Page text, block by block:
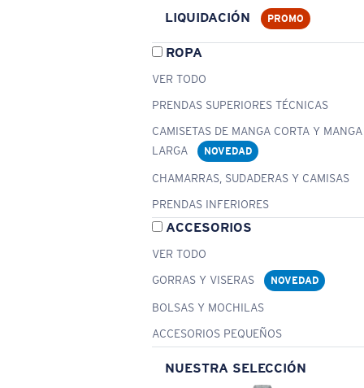
LIQUIDACIÓN PROMO
ROPA
VER TODO
PRENDAS SUPERIORES TÉCNICAS
CAMISETAS DE MANGA CORTA Y MANGA
LARGA
NOVEDAD
CHAMARRAS, SUDADERAS Y CAMISAS
PRENDAS INFERIORES
ACCESORIOS
VER TODO
GORRAS Y VISERAS
NOVEDAD
BOLSAS Y MOCHILAS
ACCESORIOS PEQUEÑOS
NUESTRA SELECCIÓN